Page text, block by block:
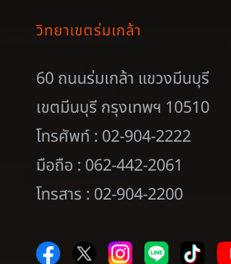
วิทยาเขตร่มเกล้า
60 ถนนร่มเกล้า แขวงมีนบุรี
เขตมีนบุรี กรุงเทพฯ 10510
โทรศัพท์ : 02-904-2222
มือถือ : 062-442-2061
โทรสาร : 02-904-2200